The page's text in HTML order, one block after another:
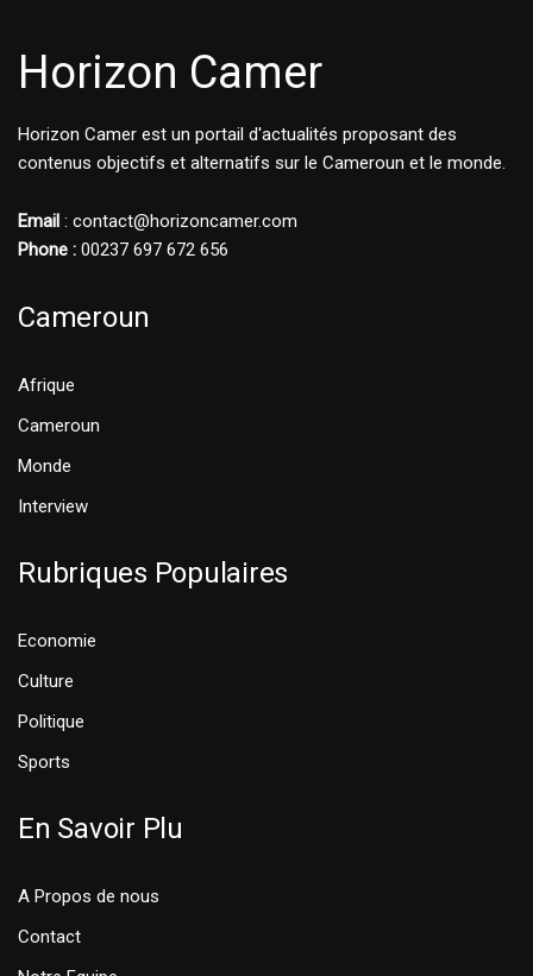
Horizon Camer
Horizon Camer est un portail d'actualités proposant des
contenus objectifs et alternatifs sur le Cameroun et le monde.
Email : contact@horizoncamer.com
Phone : 00237 697 672 656
Cameroun
Afrique
Cameroun
Monde
Interview
Rubriques Populaires
Economie
Culture
Politique
Sports
En Savoir Plu
A Propos de nous
Contact